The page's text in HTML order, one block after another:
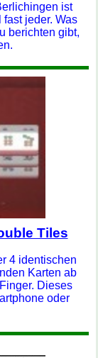
ist
jeder. Was
berichten gibt,
Tiles
4 identischen
Karten ab
Dieses
oder